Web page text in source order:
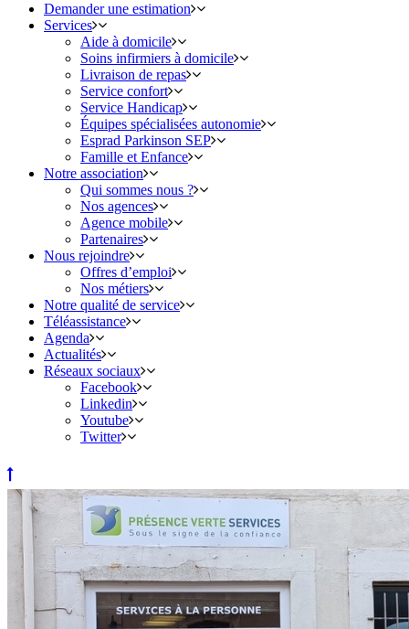
Demander une estimation
Services
Aide à domicile
Soins infirmiers à domicile
Livraison de repas
Service confort
Service Handicap
Équipes spécialisées autonomie
Esprad Parkinson SEP
Famille et Enfance
Notre association
Qui sommes nous ?
Nos agences
Agence mobile
Partenaires
Nous rejoindre
Offres d’emploi
Nos métiers
Notre qualité de service
Téléassistance
Agenda
Actualités
Réseaux sociaux
Facebook
Linkedin
Youtube
Twitter